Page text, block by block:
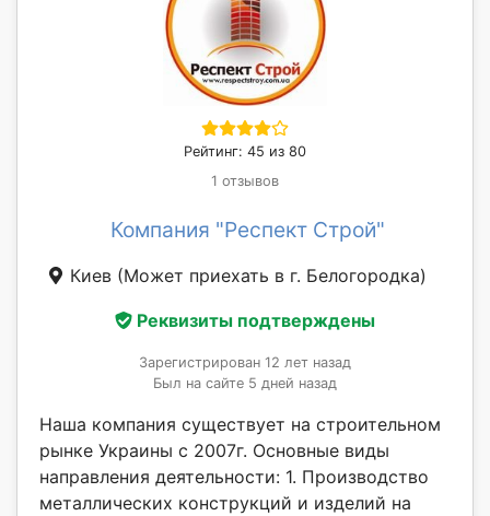
Рейтинг: 45 из 80
1 отзывов
Компания "Респект Строй"
Киев (Может приехать в г. Белогородка)
Реквизиты подтверждены
Зарегистрирован 12 лет назад
Был на сайте 5 дней назад
Наша компания существует на строительном
рынке Украины с 2007г. Основные виды
направления деятельности: 1. Производство
металлических конструкций и изделий на